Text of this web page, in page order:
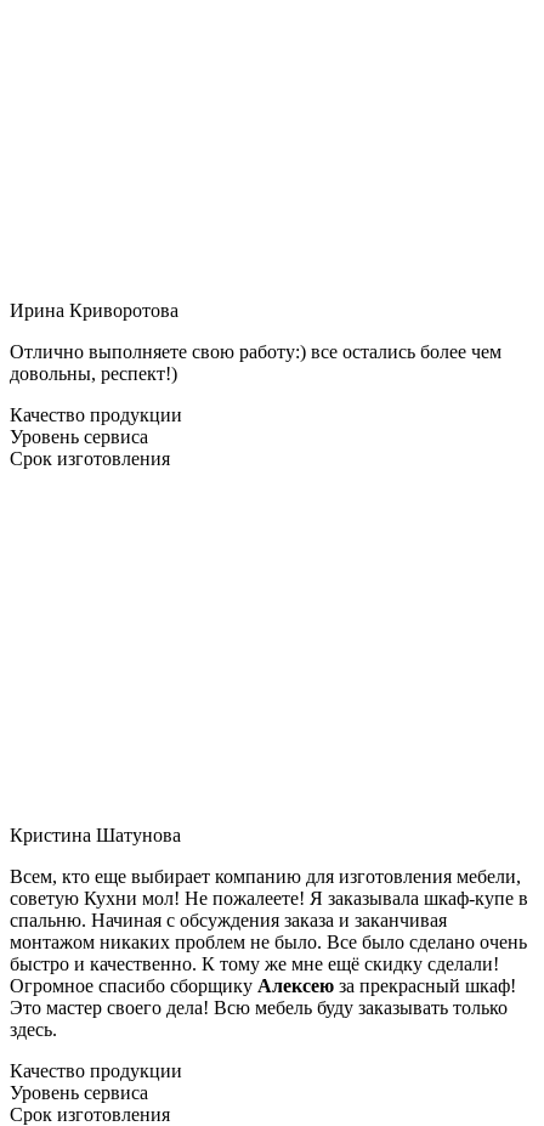
Ирина Криворотова
Отлично выполняете свою работу:) все остались более чем
довольны, респект!)
Качество продукции
Уровень сервиса
Срок изготовления
Кристина Шатунова
Всем, кто еще выбирает компанию для изготовления мебели,
советую Кухни мол! Не пожалеете! Я заказывала шкаф-купе в
спальню. Начиная с обсуждения заказа и заканчивая
монтажом никаких проблем не было. Все было сделано очень
быстро и качественно. К тому же мне ещё скидку сделали!
Огромное спасибо сборщику Алексею за прекрасный шкаф!
Это мастер своего дела! Всю мебель буду заказывать только
здесь.
Качество продукции
Уровень сервиса
Срок изготовления